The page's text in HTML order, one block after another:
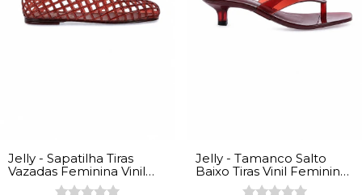
Jelly - Sapatilha Tiras
Vazadas Feminina Vinil
Jelly - Tamanco Salto
Baixo Tiras Vinil Feminina